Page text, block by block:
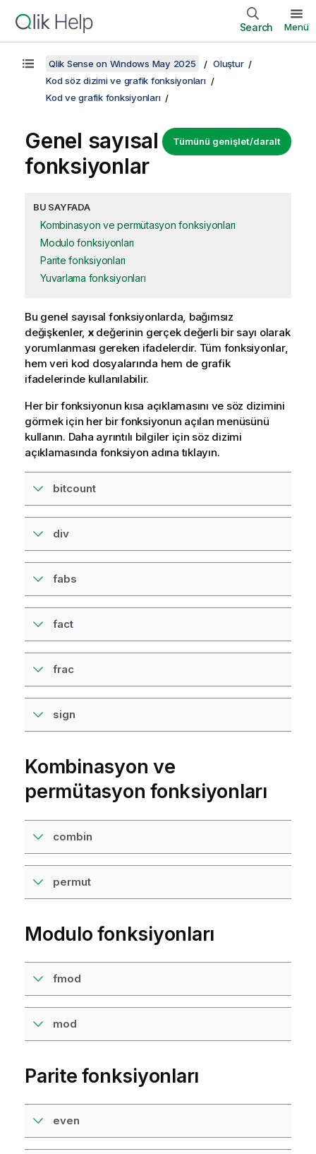
Search Menü
Qlik Sense on Windows May 2025
Oluştur
Kod söz dizimi ve grafik fonksiyonları
Kod ve grafik fonksiyonları
Tümünü genişlet/daralt
Genel sayısal
fonksiyonlar
BU SAYFADA
Kombinasyon ve permütasyon fonksiyonları
Modulo fonksiyonları
Parite fonksiyonları
Yuvarlama fonksiyonları
Bu genel sayısal fonksiyonlarda, bağımsız
değişkenler, xdeğerinin gerçek değerli bir sayı olarak
yorumlanması gereken ifadelerdir. Tüm fonksiyonlar,
hem veri kod dosyalarında hem de grafik
ifadelerinde kullanılabilir.
Her bir fonksiyonun kısa açıklamasını ve söz dizimini
görmek için her bir fonksiyonun açılan menüsünü
kullanın. Daha ayrıntılı bilgiler için söz dizimi
açıklamasında fonksiyon adına tıklayın.
bitcount
div
fabs
fact
frac
sign
Kombinasyon ve
permütasyon fonksiyonları
combin
permut
Modulo fonksiyonları
fmod
mod
Parite fonksiyonları
even